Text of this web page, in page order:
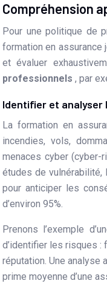
Compréhension
Pour une politique de
formation en assurance
et évaluer
professionnels , par
Identifier et analyser
La formation en
incendies, vols,
menaces cyber (cyber-
études de
pour anticiper les
d’environ 95%.
Prenons l’exemple
d’identifier les risques :
réputation. Une analyse
prime moyenne d’une